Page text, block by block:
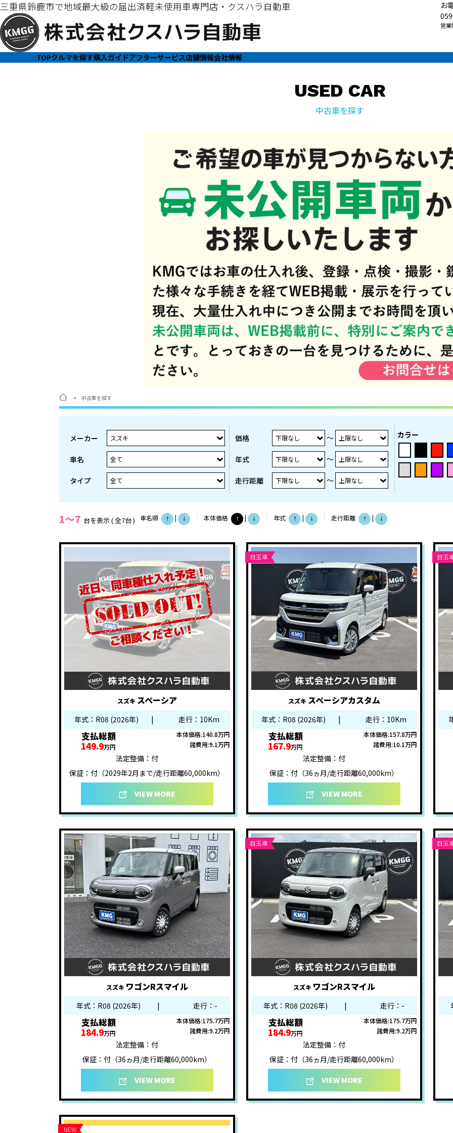
三重県鈴鹿市で地域最大級の届出済軽未使用車専門店・クスハラ自動車
お
営
TOPクルマを探す購入ガイドアフターサービス店舗情報会社情報
USED CAR
中古車を探す
中古車を探す
メーカー
車名
タイプ
価格 ～
年式 ～
走行距離 ～
カラー
1～7 台を表示 ( 全7台 ) 車名順 ↑ | ↓ 本体価格 ↑ | ↓ 年式 ↑ | ↓ 走行距離 ↑ | ↓
スズキ スペーシア
年式：R08 (2026年) | 走行：10Km
支払総額
149.9万円
本体価格:140.8万円
諸費用:9.1万円
法定整備：付
保証：付（2029年2月まで/走行距離60,000km）
VIEW MORE
目玉車
スズキ スペーシアカスタム
年式：R08 (2026年) | 走行：10Km
支払総額
167.9万円
本体価格:157.8万円
諸費用:10.1万円
法定整備：付
保証：付（36ヵ月/走行距離60,000km）
VIEW MORE
目玉
スズキ ワゴンRスマイル
年式：R08 (2026年) | 走行：-
支払総額
184.9万円
本体価格:175.7万円
諸費用:9.2万円
法定整備：付
保証：付（36ヵ月/走行距離60,000km）
VIEW MORE
目玉車
スズキ ワゴンRスマイル
年式：R08 (2026年) | 走行：-
支払総額
184.9万円
本体価格:175.7万円
諸費用:9.2万円
法定整備：付
保証：付（36ヵ月/走行距離60,000km）
VIEW MORE
目玉
NEW